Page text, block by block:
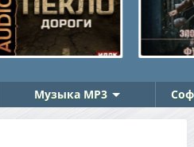
Музыка MP3